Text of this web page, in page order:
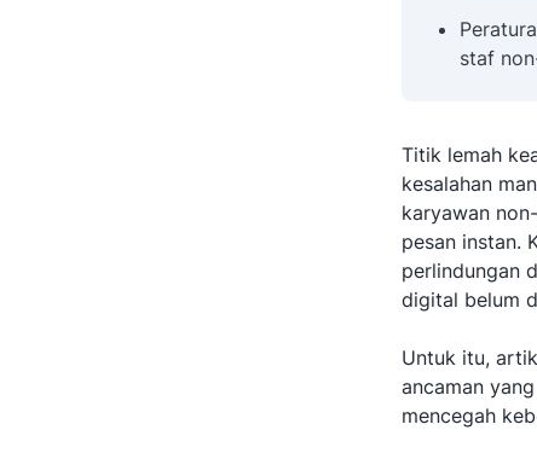
staf
Titik lemah
kesalahan
karyawan
pesan instan.
perlindungan
digital belum
Untuk itu,
ancaman
mencegah